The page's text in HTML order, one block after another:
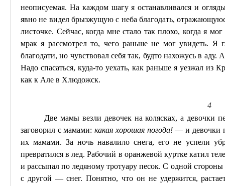
неописуемая. На каждом шагу я останавливался и
явно не видел брызжущую с неба благодать,
листочке. Сейчас, когда мне стало так плохо, когда я
мрак я рассмотрел то, чего раньше не мог увидеть. Я
благодати, но чувствовал себя так, будто нахожусь в аду.
Надо спасаться, куда-то уехать, как раньше я уезжал из
как к Але в Хлюдожск.
4
Две мамы везли девочек на колясках, а девочки
заговорил смамами:какая хорошая погода!— и девочки
их мамами. За ночь навалило снега, его не успели
превратился в лед. Рабочий в оранжевой куртке катил
и рассыпал по ледяному тротуару песок. С одной стороны
с другой — снег. Понятно, что он не удержится,